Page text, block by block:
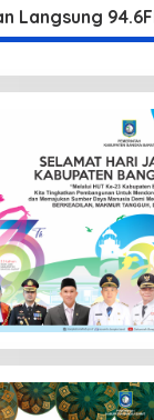
Langsung